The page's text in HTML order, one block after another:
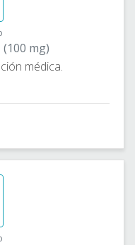
(100 mg)
médica.